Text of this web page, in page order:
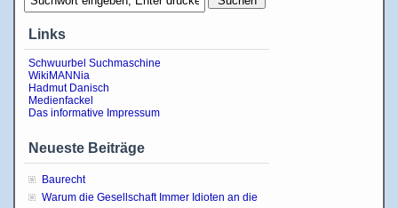
Links
Schwuurbel Suchmaschine
WikiMANNia
Hadmut Danisch
Medienfackel
Das informative Impressum
Neueste Beiträge
Baurecht
Warum die Gesellschaft Immer Idioten an die